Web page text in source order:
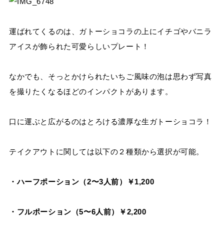
運ばれてくるのは、ガトーショコラの上にイチゴやバニラ
アイスが飾られた可愛らしいプレート！
なかでも、そっとかけられたいちご風味の泡は思わず写真
を撮りたくなるほどのインパクトがあります。
口に運ぶと広がるのはとろける濃厚な生ガトーショコラ！
テイクアウトに関しては以下の２種類から選択が可能。
・ハーフポーション（2〜3人前）￥1,200
・フルポーション（5〜6人前）￥2,200